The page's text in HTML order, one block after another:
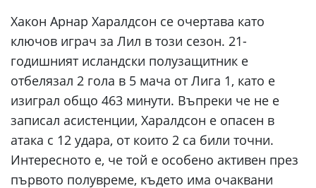
Хакон Арнар Харалдсон се очертава като
ключов играч за Лил в този сезон. 21-
годишният исландски полузащитник е
отбелязал 2 гола в 5 мача от Лига 1, като е
изиграл общо 463 минути. Въпреки че не е
записал асистенции, Харалдсон е опасен в
атака с 12 удара, от които 2 са били точни.
Интересното е, че той е особено активен през
първото полувреме, където има очаквани